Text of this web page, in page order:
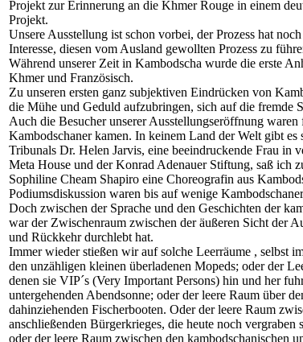
Projekt zur Erinnerung an die Khmer Rouge in einem
Projekt.
Unsere Ausstellung ist schon vorbei, der Prozess hat
Interesse, diesen vom Ausland gewollten Prozess zu
Während unserer Zeit in Kambodscha wurde die erste
Khmer und Französisch.
Zu unseren ersten ganz subjektiven Eindrücken von
die Mühe und Geduld aufzubringen, sich auf die fremde
Auch die Besucher unserer Ausstellungseröffnung
Kambodschaner kamen. In keinem Land der Welt gibt
Tribunals Dr. Helen Jarvis, eine beeindruckende Frau in
Meta House und der Konrad Adenauer Stiftung, saß ich
Sophiline Cheam Shapiro eine Choreografin aus
Podiumsdiskussion waren bis auf wenige
Doch zwischen der Sprache und den Geschichten der
war der Zwischenraum zwischen der äußeren Sicht der
und Rückkehr durchlebt hat.
Immer wieder stießen wir auf solche Leerräume , selbst
den unzähligen kleinen überladenen Mopeds; oder der
denen sie VIP´s (Very Important Persons) hin und her
untergehenden Abendsonne; oder der leere Raum über
dahinziehenden Fischerbooten. Oder der leere Raum
anschließenden Bürgerkrieges, die heute noch
oder der leere Raum zwischen den kambodschanischen